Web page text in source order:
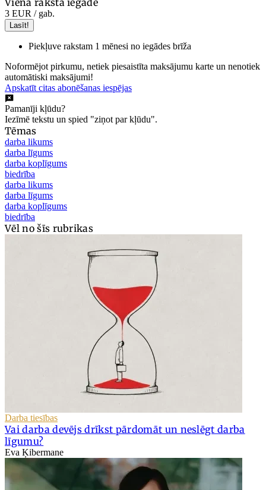
3 EUR / gab.
Lasīt!
Piekļuve rakstam 1 mēnesi no iegādes brīža
Noformējot pirkumu, netiek piesaistīta maksājumu karte un nenotiek
automātiski maksājumi!
Apskatīt citas abonēšanas iespējas
Pamanīji kļūdu?
Iezīmē tekstu un spied "ziņot par kļūdu".
Tēmas
darba likums
darba līgums
darba koplīgums
biedrība
darba likums
darba līgums
darba koplīgums
biedrība
Vēl no šīs rubrikas
Darba tiesības
Vai darba devējs drīkst pārdomāt un neslēgt darba
līgumu?
Eva Ķibermane